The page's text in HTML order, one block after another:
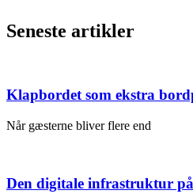
Seneste artikler
Klapbordet som ekstra
Når gæsterne bliver flere end
Den digitale infrastruktur